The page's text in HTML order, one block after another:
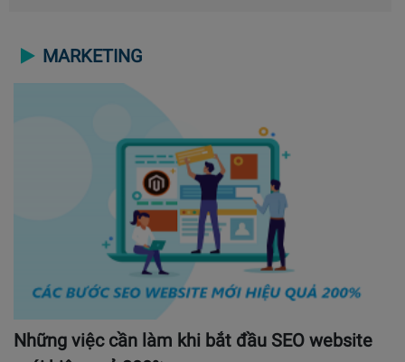
MARKETING
Những việc cần làm khi bắt đầu SEO website